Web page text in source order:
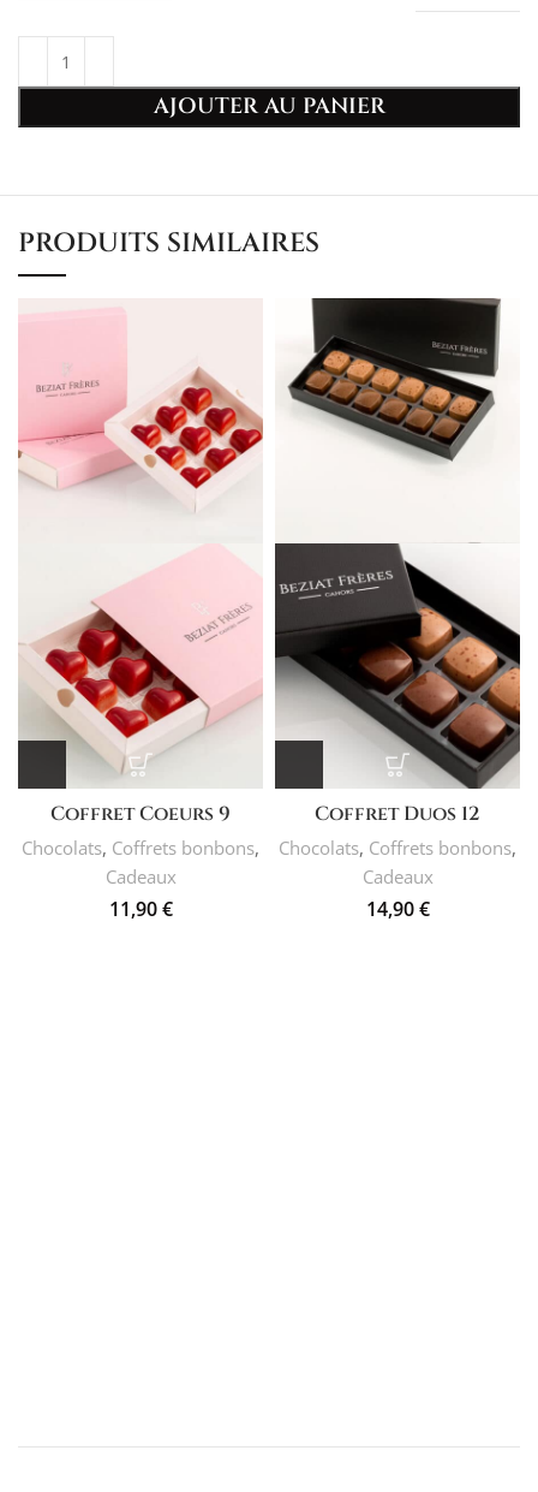
AJOUTER AU PANIER
PRODUITS SIMILAIRES
Coffret Coeurs 9
Chocolats, Coffrets bonbons,
Cadeaux
11,90€
Coffret Duos 12
Chocolats, Coffrets bonbons,
Cadeaux
14,90€